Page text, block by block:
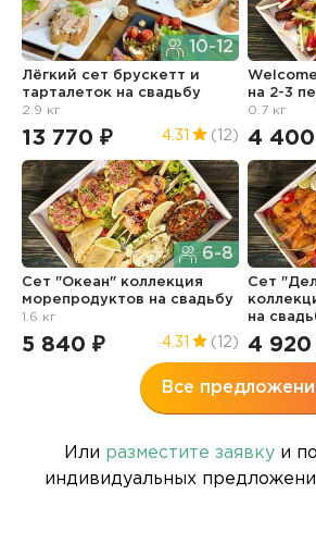
10-12
Лёгкий сет брускетт и
тарталеток на свадьбу
2.9 кг
13 770 ₽ 4.31 (12)
на 2-3
0.7 кг
4
6-8
Сет "Океан" коллекция
морепродуктов на свадьбу
1.6 кг
5 840 ₽ 4.31 (12)
Сет
на
4 920
Все
Или разместите заявкуи
индивидуальных